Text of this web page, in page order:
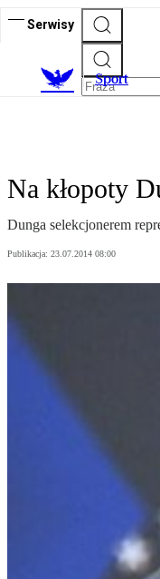
Serwisy
Sport
Na kłopoty
Dunga selekcjonerem
Publikacja: 23.07.2014 08:00